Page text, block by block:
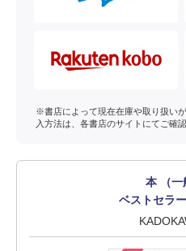
※書店によって現在在庫や取り扱い
入方法は、各書店のサイトにてご確認
本 （一
ベストセラ